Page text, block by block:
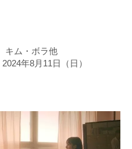
キム・ボラ他
年8月11日（日）